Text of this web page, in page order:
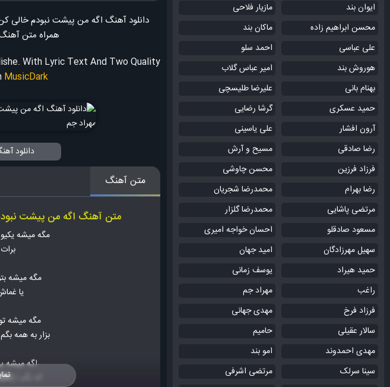
دانلود آهنگ اگه من پیشت نبودم خالی
همراه متن
With Lyric Text And Two Quality
MusicDark
دانلود
متن آهنگ
متن آهنگ اگه من پیشت
مگه میشه
مگه میشه
یا
مگه میشه
بزار به همه
اگه میشه
که بگم
ایوان بند
مازیار فلاحی
محسن ابراهیم زاده
ماکان بند
علی عباسی
احمد سلو
هوروش بند
امیر عباس گلاب
بهنام بانی
علیرضا طلیسچی
حمید عسکری
گرشا رضایی
آرون افشار
علی یاسینی
رضا صادقی
مسیح و آرش
فرزاد فرزین
محسن چاوشی
رضا بهرام
محمدرضا شجریان
مرتضی پاشایی
محمدرضا گلزار
مسعود صادقلو
احسان خواجه امیری
سهیل مهرزادگان
امید جهان
حمید هیراد
یوسف زمانی
راغب
مهراد جم
فرزاد فرخ
مهدی جهانی
سالار عقیلی
حامیم
مهدی احمدوند
امو بند
سینا سرلک
مرتضی اشرفی